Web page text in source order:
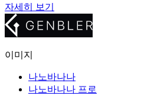
자세히 보기
이미지
나노바나나
나노바나나 프로